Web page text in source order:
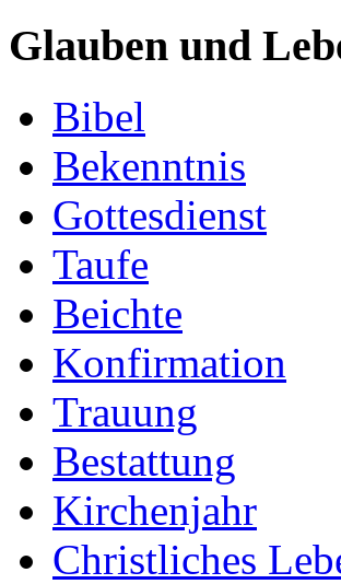
Glauben und
Bibel
Bekenntnis
Gottesdienst
Taufe
Beichte
Konfirmation
Trauung
Bestattung
Kirchenjahr
Christliches